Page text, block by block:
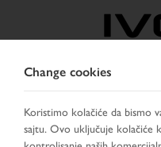
IZABRATI ZEMLJU
Change cookies
Koristimo kolačiće da bismo
sajtu. Ovo uključuje kolačiće